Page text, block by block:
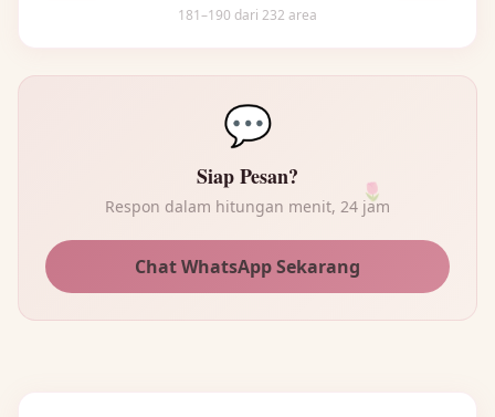
🌷
181–190 dari 232 area
💬
Siap Pesan?
Respon dalam hitungan menit, 24 jam
Chat WhatsApp Sekarang